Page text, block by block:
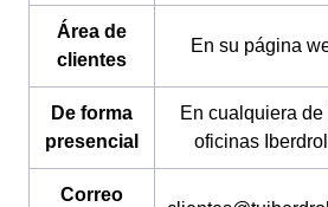
Área de
clientes
En su página
De forma
presencial
En cualquiera de
oficinas
Correo